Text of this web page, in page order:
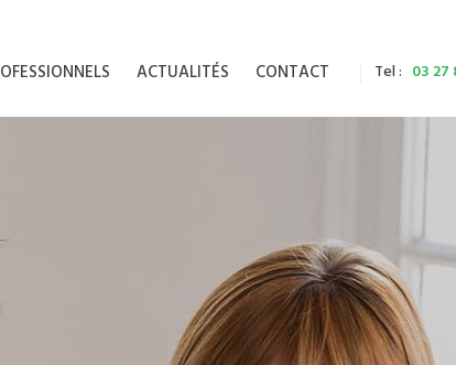
ACTUALITÉS CONTACT Tel : 03 27